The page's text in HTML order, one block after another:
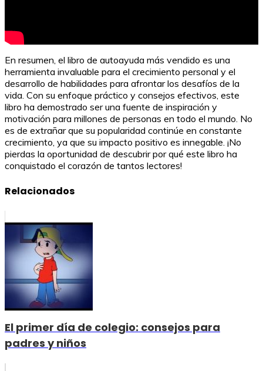
En resumen, el libro de autoayuda más vendido es una
herramienta invaluable para el crecimiento personal y el
desarrollo de habilidades para afrontar los desafíos de la
vida. Con su enfoque práctico y consejos efectivos, este
libro ha demostrado ser una fuente de inspiración y
motivación para millones de personas en todo el mundo. No
es de extrañar que su popularidad continúe en constante
crecimiento, ya que su impacto positivo es innegable. ¡No
pierdas la oportunidad de descubrir por qué este libro ha
conquistado el corazón de tantos lectores!
Relacionados
El primer día de colegio: consejos para
padres y niños